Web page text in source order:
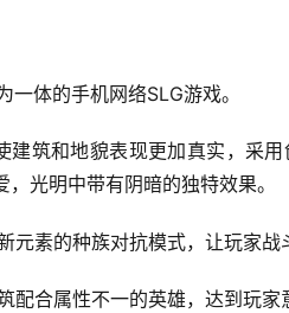
体的手机网络SLG游戏。
筑和地貌表现更加真实，采
光明中带有阴暗的独特效果。
素的种族对抗模式，让玩家战
合属性不一的英雄，达到玩家